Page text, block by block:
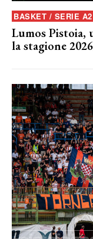
BASKET / SERIE A2
Lumos Pistoia,
la stagione